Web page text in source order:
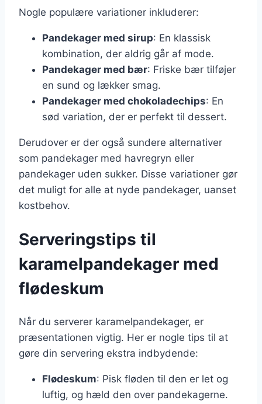
Nogle populære variationer inkluderer:
Pandekager med sirup: En klassisk
kombination, der aldrig går af mode.
Pandekager med bær: Friske bær tilføjer
en sund og lækker smag.
Pandekager med chokoladechips: En
sød variation, der er perfekt til dessert.
Derudover er der også sundere alternativer
som pandekager med havregryn eller
pandekager uden sukker. Disse variationer gør
det muligt for alle at nyde pandekager, uanset
kostbehov.
Serveringstips til
karamelpandekager med
flødeskum
Når du serverer karamelpandekager, er
præsentationen vigtig. Her er nogle tips til at
gøre din servering ekstra indbydende:
Flødeskum: Pisk fløden til den er let og
luftig, og hæld den over pandekagerne.